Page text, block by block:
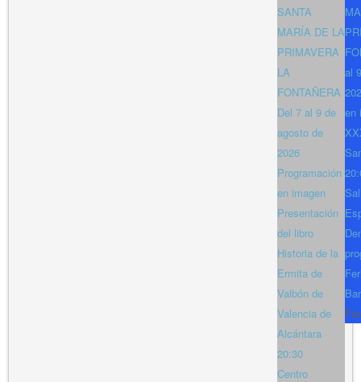
SANTA
MARÍA DE LA
PRIMAVERA
LA
FONTAÑERA
Del 7 al 9 de
agosto de
2026
Programación
en imagen
Presentación
del libro
Historia de la
Ermita de
Valbón de
Valencia de
Alcántara
20:30
Centro
al
en